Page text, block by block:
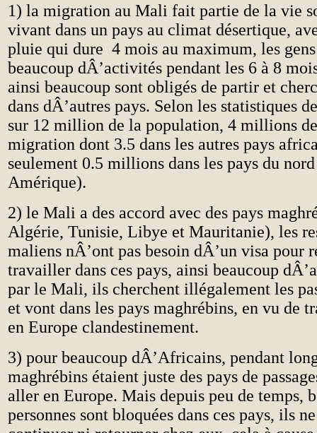
1) la migration au Mali fait partie de la vie
vivant dans un pays au climat désertique,
pluie qui dure 4 mois au maximum, les gens
beaucoup dÂ’activités pendant les 6 à 8
ainsi beaucoup sont obligés de partir et
dans dÂ’autres pays. Selon les statistiques
sur 12 million de la population, 4 millions
migration dont 3.5 dans les autres pays
seulement 0.5 millions dans les pays du
Amérique).
2) le Mali a des accord avec des pays
Algérie, Tunisie, Libye et Mauritanie), les
maliens nÂ’ont pas besoin dÂ’un visa pour
travailler dans ces pays, ainsi beaucoup
par le Mali, ils cherchent illégalement les
et vont dans les pays maghrébins, en vu de
en Europe clandestinement.
3) pour beaucoup dÂ’Africains, pendant
maghrébins étaient juste des pays de
aller en Europe. Mais depuis peu de temps,
personnes sont bloquées dans ces pays, ils